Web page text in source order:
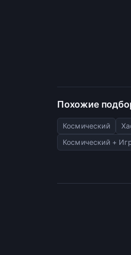
Похожие
Космический
Космический +